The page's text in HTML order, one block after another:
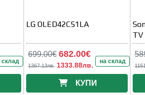
склад
LG OLED42C51LA
699.00€ 682.00€
1367.13лв. 1333.88лв. на склад
КУПИ
TV